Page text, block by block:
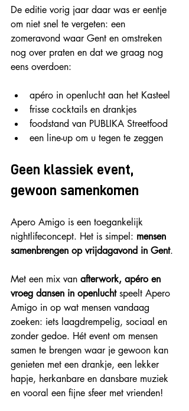
De editie vorig jaar daar was er eentje
om niet snel te vergeten: een
zomeravond waar Gent en omstreken
nog over praten en dat we graag nog
eens overdoen:
apéro in openlucht aan het Kasteel
frisse cocktails en drankjes
foodstand van PUBLIKA Streetfood
een line-up om u tegen te zeggen
Geen klassiek event,
gewoon samenkomen
Apero Amigo is een toegankelijk
nightlifeconcept. Het is simpel: mensen
samenbrengen op vrijdagavond in Gent.
Met een mix van afterwork, apéro en
vroeg dansen in openlucht speelt Apero
Amigo in op wat mensen vandaag
zoeken: iets laagdrempelig, sociaal en
zonder gedoe. Hét event om mensen
samen te brengen waar je gewoon kan
genieten met een drankje, een lekker
hapje, herkanbare en dansbare muziek
en vooral een fijne sfeer met vrienden!